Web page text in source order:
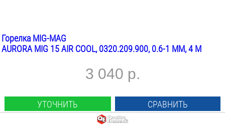
Горелка MIG-MAG
AURORA MIG 15 AIR COOL, 0320.209.900, 0.6-1 ММ, 4 М
3 040 р.
УТОЧНИТЬ СРАВНИТЬ